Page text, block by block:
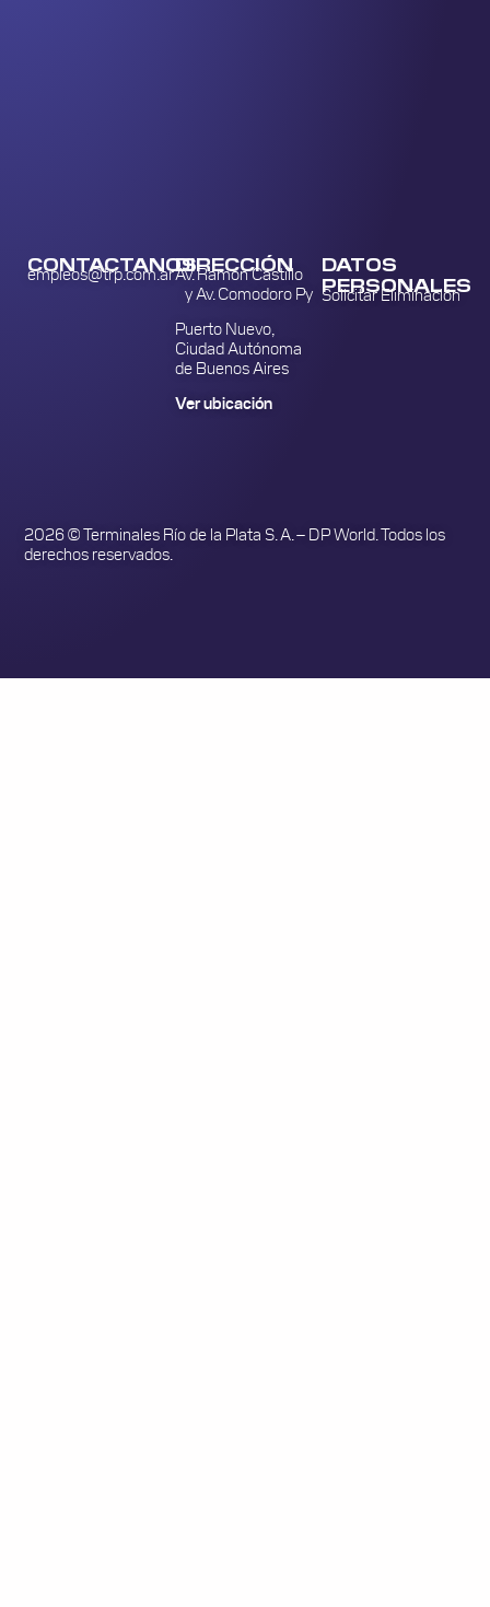
CONTACTANOS
empleos@trp.com.arDIRECCIÓN
Av. Ramón Castillo
y Av. Comodoro Py
Puerto Nuevo,
Ciudad Autónoma
de Buenos Aires
Ver ubicación
DATOS
PERSONALES
Solicitar Eliminación
2026 © Terminales Río de la Plata S. A. – DP World. Todos los
derechos reservados.